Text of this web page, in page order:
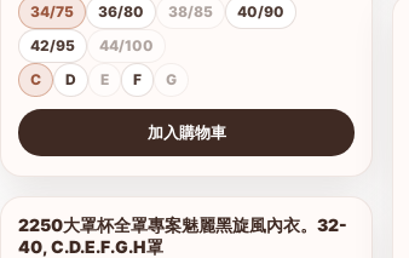
34/75
36/80 38/85
40/90
42/95
44/100
C
D E F G
加入購物車
1/14
2250大罩杯全罩專案魅麗黑旋風內衣。32-
40, C.D.E.F.G.H罩